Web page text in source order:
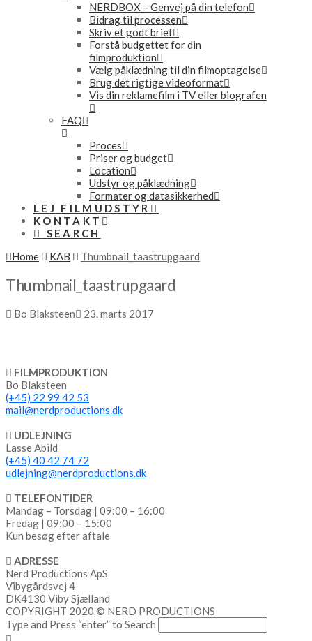
NERDBOX – Genvej på din telefon
Bidrag til processen
Skriv et godt brief
Forstå budgettet for din
filmproduktion
Vælg påklædning til din filmoptagelse
Brug det rigtige videoformat
Vis din reklamefilm i TV eller biografen
FAQ
Proces
Priser og budget
Location
Udstyr og påklædning
Formater og datasikkerhed
LEJ FILMUDSTYR
KONTAKT
SEARCH
Home
KAB Thumbnail_taastrupgaard
Thumbnail_taastrupgaard
Bo Blaksteen 23. marts 2017
FILMPRODUKTION
Bo Blaksteen
(+45) 22 99 42 53
mail@nerdproductions.dk
UDLEJNING
Lasse Abild
(+45) 40 42 74 72
udlejning@nerdproductions.dk
TELEFONTIDER
Mandag – Torsdag | 09:00 – 16:00
Fredag | 09:00 – 15:00
Kun besøg efter aftale
ADRESSE
Nerd Productions ApS
Vibygårdsvej 4
DK4130 Viby Sjælland
COPYRIGHT 2020 © NERD PRODUCTIONS
Type and Press “enter” to Search